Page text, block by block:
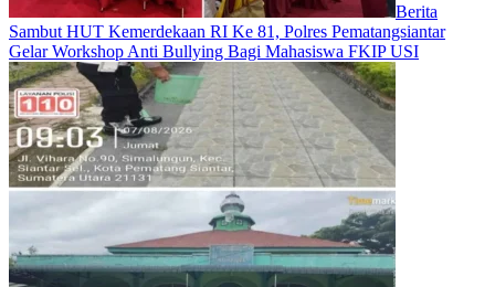
Berita
Sambut HUT Kemerdekaan RI Ke 81, Polres Pematangsiantar
Gelar Workshop Anti Bullying Bagi Mahasiswa FKIP USI